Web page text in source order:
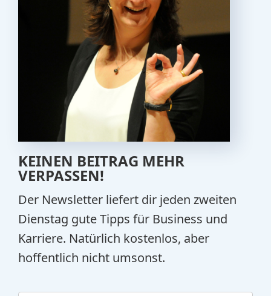
KEINEN BEITRAG MEHR
VERPASSEN!
Der Newsletter liefert dir jeden zweiten
Dienstag gute Tipps für Business und
Karriere. Natürlich kostenlos, aber
hoffentlich nicht umsonst.